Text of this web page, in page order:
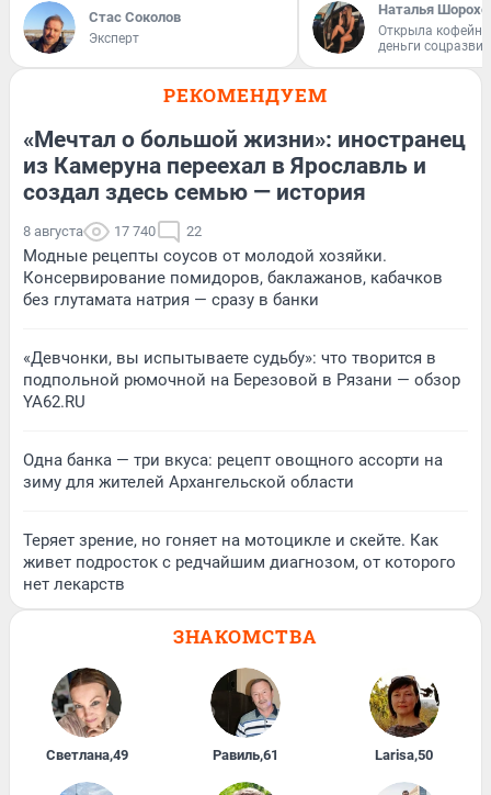
Стас Соколов
Эксперт
Наталья
Открыла
деньги
РЕКОМЕНДУЕМ
«Мечтал о большой жизни»: иностранец
из Камеруна переехал в Ярославль и
создал здесь семью — история
8 августа 17 740 22
Модные рецепты соусов от молодой хозяйки.
Консервирование помидоров, баклажанов, кабачков
без глутамата натрия — сразу в банки
«Девчонки, вы испытываете судьбу»: что творится в
подпольной рюмочной на Березовой в Рязани — обзор
YA62.RU
Одна банка — три вкуса: рецепт овощного ассорти на
зиму для жителей Архангельской области
Теряет зрение, но гоняет на мотоцикле и скейте. Как
живет подросток с редчайшим диагнозом, от которого
нет лекарств
ЗНАКОМСТВА
Светлана,49 Равиль,61 Larisa,50